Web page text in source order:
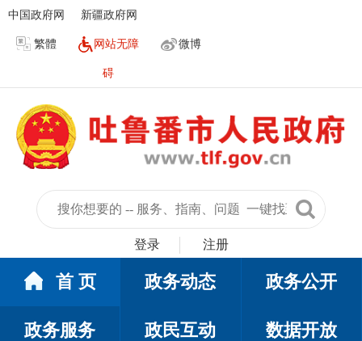
中国政府网 新疆政府网
繁體 网站无障
碍
微博
登录 注册
首 页 政务动态 政务公开
政务服务 政民互动 数据开放